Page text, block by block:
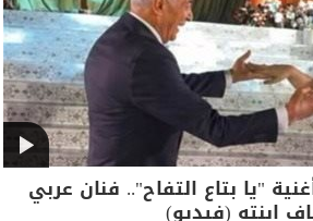
"يا بتاع التفاح".. فنان عربي
ابنته (فيديو)